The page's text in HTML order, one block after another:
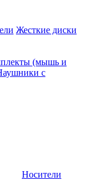
Жесткие диски
(мышь и
с
Носители